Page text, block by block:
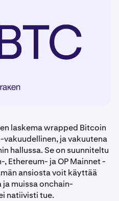
laskema wrapped Bitcoin
ja vakuutena
hallussa. Se on suunniteltu
, Ethereum- ja OP Mainnet -
ansiosta voit käyttää
muissa onchain-
natiivisti tue.